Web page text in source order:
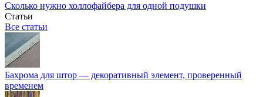
Сколько нужно холлофайбера для одной подушки
Статьи
Все статьи
Бахрома для штор — декоративный элемент, проверенный
временем